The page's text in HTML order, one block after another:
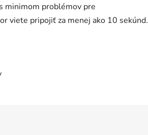
minimom problémov pre
viete pripojiť za menej ako 10 sekúnd.